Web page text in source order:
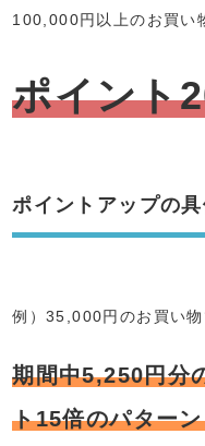
100,000円以上のお買い
ポイント
ポイントアップの具
例）35,000円のお買い物
期間中5,250円分
ト15倍のパター